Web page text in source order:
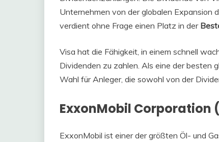
Unternehmen von der globalen Expansion
verdient ohne Frage einen Platz in der
Visa hat die Fähigkeit, in einem schnell
Dividenden zu zahlen. Als eine der besten
Wahl für Anleger, die sowohl von der
ExxonMobil Corporation
ExxonMobil ist einer der größten Öl- und